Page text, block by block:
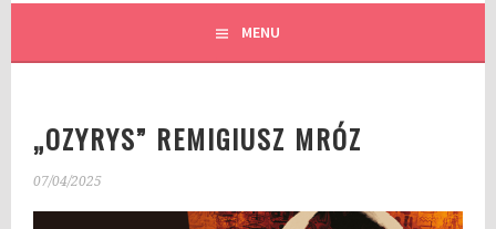
MENU
„OZYRYS” REMIGIUSZ MRÓZ
07/04/2025